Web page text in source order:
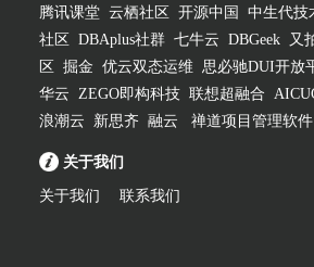
腾讯课堂 云栖社区 开源中国 中生代技
社区
DBAplus社群 七牛云 DBGeek 又
区
掘金 优云双态运维 思必驰DUI开放
华云 ZEGO即构科技 联想超融合
浪潮云
新思齐 融云 禅道项目管理软件
关于我们
关于我们 联系我们